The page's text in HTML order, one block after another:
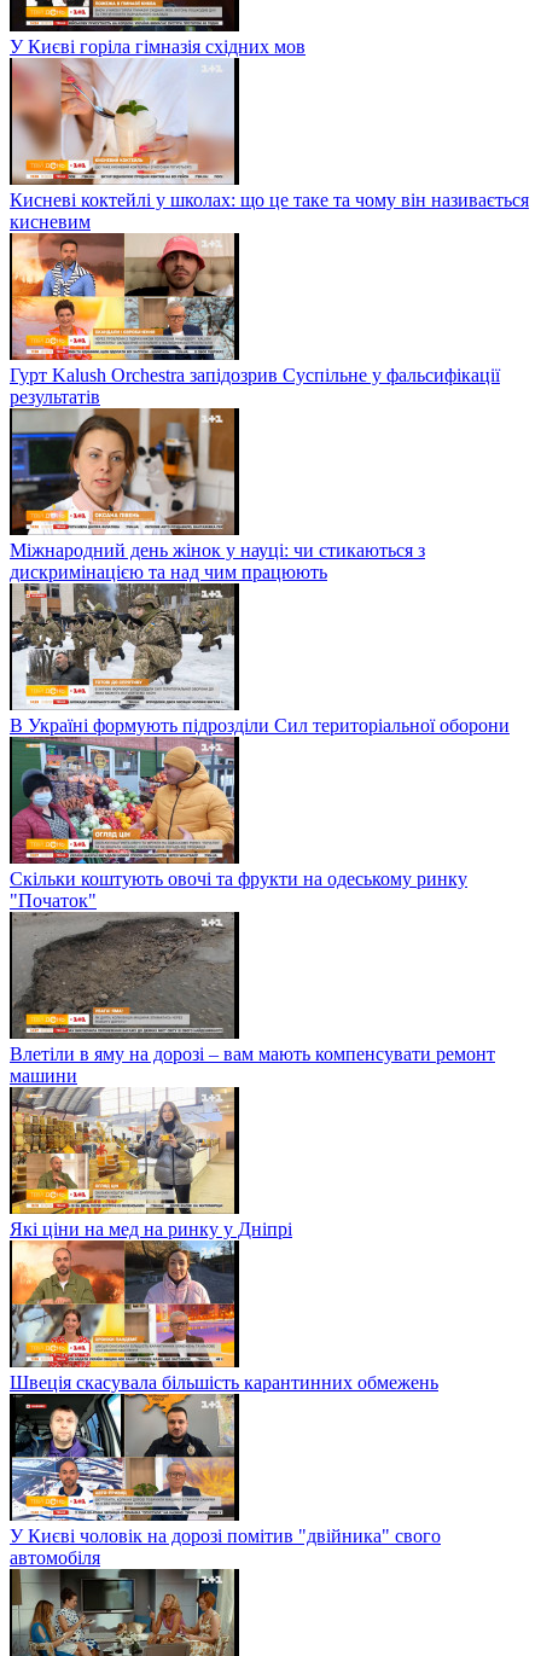
У Києві горіла гімназія східних мов
Кисневі коктейлі у школах: що це таке та чому він називається
кисневим
Гурт Kalush Orchestra запідозрив Суспільне у фальсифікації
результатів
Міжнародний день жінок у науці: чи стикаються з
дискримінацією та над чим працюють
В Україні формують підрозділи Сил територіальної оборони
Скільки коштують овочі та фрукти на одеському ринку
"Початок"
Влетіли в яму на дорозі – вам мають компенсувати ремонт
машини
Які ціни на мед на ринку у Дніпрі
Швеція скасувала більшість карантинних обмежень
У Києві чоловік на дорозі помітив "двійника" свого
автомобіля